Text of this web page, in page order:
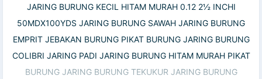
JARING BURUNG KECIL HITAM MURAH 0.12 2½ INCHI
50MDX100YDS JARING BURUNG SAWAH JARING BURUNG
EMPRIT JEBAKAN BURUNG PIKAT BURUNG JARING BURUNG
COLIBRI JARING PADI JARING BURUNG HITAM MURAH PIKAT
BURUNG JARING BURUNG TEKUKUR JARING BURUNG